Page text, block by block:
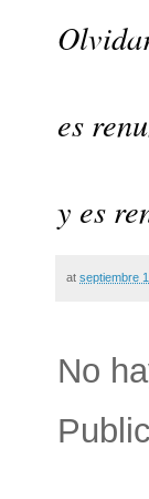
es
y es
at septiembre
No